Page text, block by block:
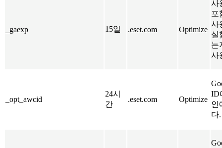
_gaexp 15일 .eset.com Optimize
사
포
사
실
는
사
_opt_awcid
24시
간
.eset.com Optimize
ID
인
다.